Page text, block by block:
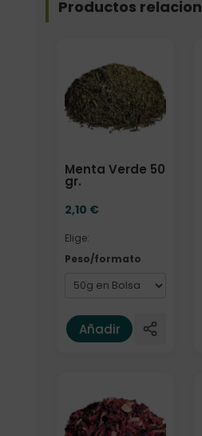
Productos
Menta Verde 50
gr.
2,10 €
Elige:
Peso/formato
Añadir